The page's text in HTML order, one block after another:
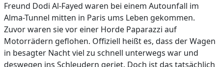
Freund Dodi Al-Fayed waren bei einem Autounfall im
Alma-Tunnel mitten in Paris ums Leben gekommen.
Zuvor waren sie vor einer Horde Paparazzi auf
Motorrädern geflohen. Offiziell heißt es, dass der Wagen
in besagter Nacht viel zu schnell unterwegs war und
deswegen ins Schleudern geriet. Doch ist das tatsächlich